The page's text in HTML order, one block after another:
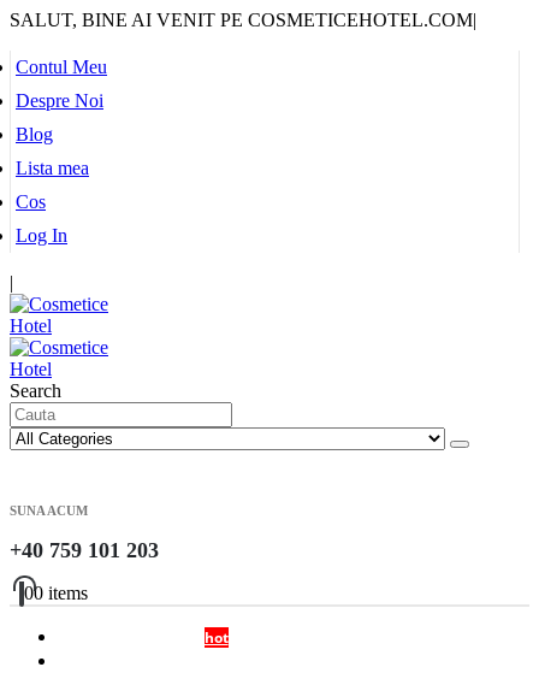
SALUT, BINE AI VENIT PE COSMETICEHOTEL.COM|
Contul Meu
Despre Noi
Blog
Lista mea
Cos
Log In
|
Search
SUNA ACUM
+40 759 101 203
00 items
hot